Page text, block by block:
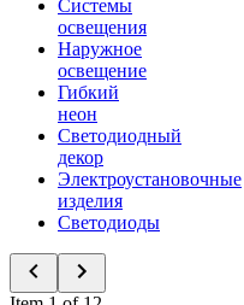
Системы
освещения
Наружное
освещение
Гибкий
неон
Светодиодный
декор
Электроустановочные
изделия
Светодиоды